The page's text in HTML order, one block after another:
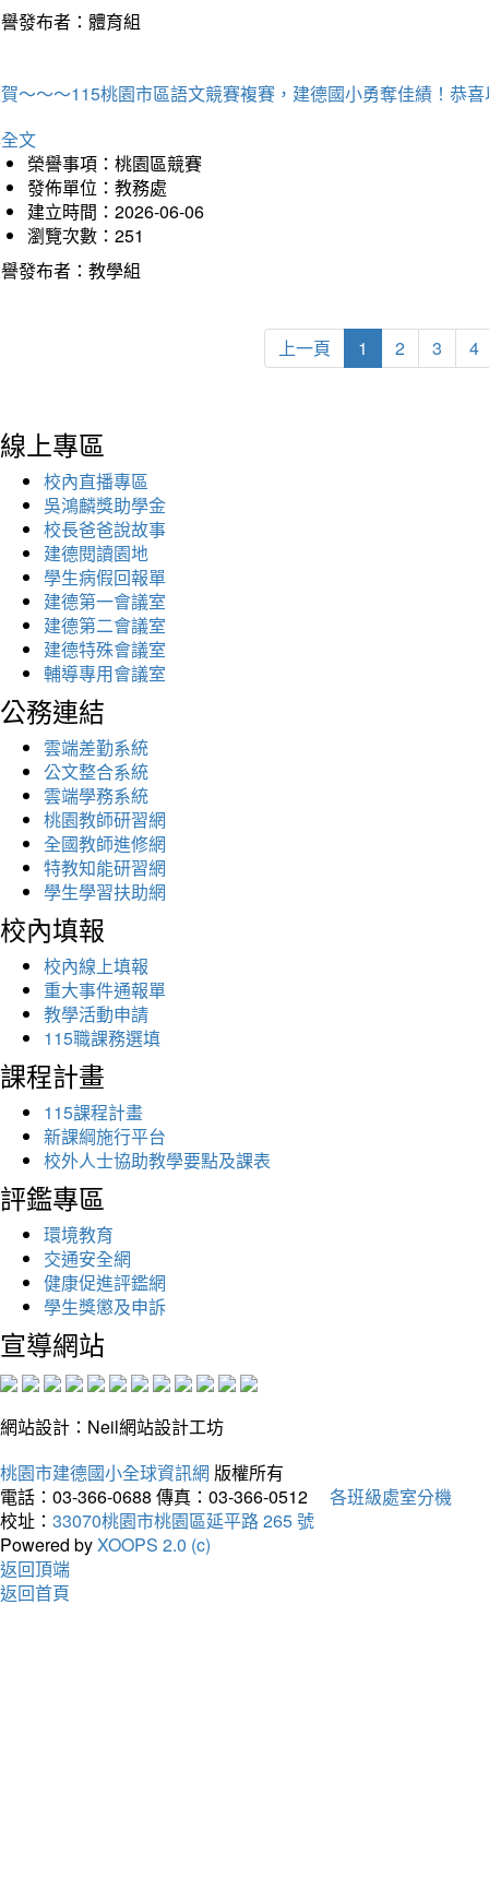
發布者：體育組
～～～115桃園市區語文競賽複賽，建德國小勇奪佳績！恭
文
榮譽事項：桃園區競賽
發佈單位：教務處
建立時間：2026-06-06
瀏覽次數：251
發布者：教學組
上一頁 1 2 3 4
線上專區
校內直播專區
吳鴻麟獎助學金
校長爸爸說故事
建德閱讀園地
學生病假回報單
建德第一會議室
建德第二會議室
建德特殊會議室
輔導專用會議室
公務連結
雲端差勤系統
公文整合系統
雲端學務系統
桃園教師研習網
全國教師進修網
特教知能研習網
學生學習扶助網
校內填報
校內線上填報
重大事件通報單
教學活動申請
115職課務選填
課程計畫
115課程計畫
新課綱施行平台
校外人士協助教學要點及課表
評鑑專區
環境教育
交通安全網
健康促進評鑑網
學生獎懲及申訴
宣導網站
網站設計：Neil網站設計工坊
桃園市建德國小全球資訊網 版權所有
電話：03-366-0688 傳真：03-366-0512
各班級處室分機
校址： 33070桃園市桃園區延平路 265 號
Powered byXOOPS 2.0 (c)
返回頂端
返回首頁